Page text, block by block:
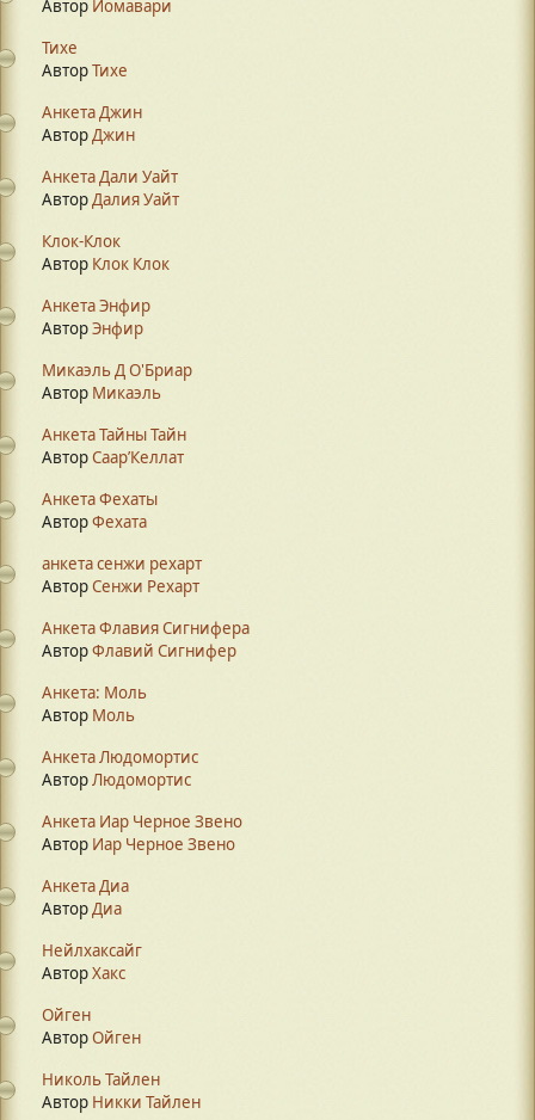
Автор Йомавари
Тихе
АвторТихе
Анкета Джин
АвторДжин
Анкета Дали Уайт
АвторДалия Уайт
Клок-Клок
Автор Клок Клок
Анкета Энфир
АвторЭнфир
Микаэль Д О'Бриар
Автор Микаэль
Анкета Тайны Тайн
АвторСаар’Келлат
Анкета Фехаты
АвторФехата
анкета сенжи рехарт
АвторСенжи Рехарт
Анкета Флавия Сигнифера
АвторФлавий Сигнифер
Анкета: Моль
Автор Моль
Анкета Людомортис
АвторЛюдомортис
Анкета Иар Черное Звено
Автор Иар Черное Звено
Анкета Диа
АвторДиа
Нейлхаксайг
АвторХакс
Ойген
АвторОйген
Николь Тайлен
Автор Никки Тайлен